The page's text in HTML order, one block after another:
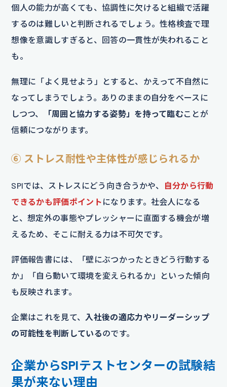
個人の能力が高くても、協調性に欠けると組織で活躍
するのは難しいと判断されるでしょう。性格検査で理
想像を意識しすぎると、回答の一貫性が失われること
も。
無理に「よく見せよう」とすると、かえって不自然に
なってしまうでしょう。ありのままの自分をベースに
しつつ、
「周囲と協力する姿勢」を持って臨むことが
信頼につながります。
⑥ ストレス耐性や主体性が感じられるか
SPIでは、ストレスにどう向き合うかや、
自分から行動
できるかも評価ポイント になります。社会人になる
と、想定外の事態やプレッシャーに直面する機会が増
えるため、そこに耐える力は不可欠です。
評価報告書には、「壁にぶつかったときどう行動する
か」「自ら動いて環境を変えられるか」といった傾向
も反映されます。
企業はこれを見て、 入社後の適応力やリーダーシップ
の可能性を判断しているのです。
企業からSPIテストセンターの試験結
果が来ない理由